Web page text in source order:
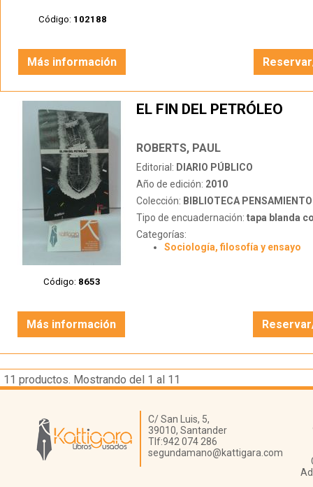
Código: 102188
Más información
Código: 8653
EL FIN DEL PETRÓLEO
ROBERTS, PAUL
Editorial: DIARIO PÚBLICO
Año de edición: 2010
Colección: BIBLIOTECA
Tipo de encuadernación: tapa blanda
Categorías:
Sociología, filosofía y ensayo
Más información
11 productos. Mostrando del 1 al 11
Librería Kattigara
C/ San Luis, 5,
39010, Santander
Tlf:942 074 286
segundamano@kattigara.com